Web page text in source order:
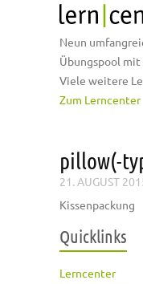
Neun
Übungspool
Viele weitere
Zum Lerncenter
pillow(-
21. AUGUST
Kissenpackung
Quicklinks
Lerncenter